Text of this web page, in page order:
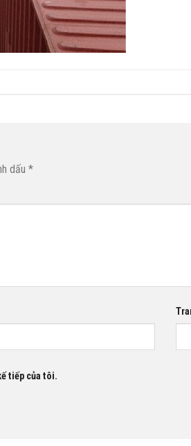
dấu *
tiếp của tôi.